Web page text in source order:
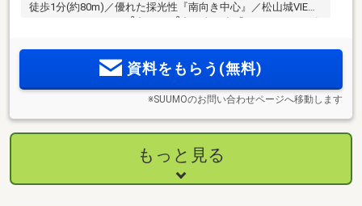
徒歩1分(約80m)／優れた採光性『南向き中心』／松山城VIEW
2 2
申込受付中
資料をもらう(無料)
※SUUMOのお問い合わせページへ移動します
もっと見る